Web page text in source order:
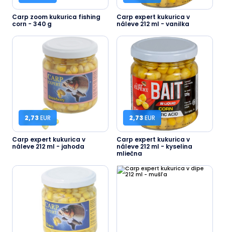
Carp zoom kukurica fishing
corn - 340 g
Carp expert kukurica v
náleve 212 ml - vanilka
2,73EUR
Carp expert kukurica v
náleve 212 ml - jahoda
2,73EUR
Carp expert kukurica v
náleve 212 ml - kyselina
mliečna